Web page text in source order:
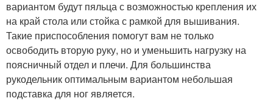
вариантом будут пяльца с возможностью крепления их
на край стола или стойка с рамкой для вышивания.
Такие приспособления помогут вам не только
освободить вторую руку, но и уменьшить нагрузку на
поясничный отдел и плечи. Для большинства
рукодельник оптимальным вариантом небольшая
подставка для ног является.